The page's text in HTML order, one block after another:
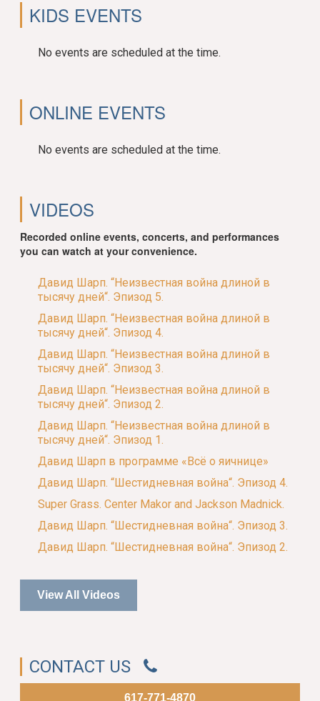
KIDS EVENTS
No events are scheduled at the time.
ONLINE EVENTS
No events are scheduled at the time.
VIDEOS
Recorded online events, concerts, and performances
you can watch at your convenience.
Давид Шарп. “Неизвестная война длиной в
тысячу дней“. Эпизод 5.
Давид Шарп. “Неизвестная война длиной в
тысячу дней“. Эпизод 4.
Давид Шарп. “Неизвестная война длиной в
тысячу дней“. Эпизод 3.
Давид Шарп. “Неизвестная война длиной в
тысячу дней“. Эпизод 2.
Давид Шарп. “Неизвестная война длиной в
тысячу дней“. Эпизод 1.
Давид Шарп в программе «Всё о яичнице»
Давид Шарп. “Шестидневная война“. Эпизод 4.
Super Grass. Center Makor and Jackson Madnick.
Давид Шарп. “Шестидневная война“. Эпизод 3.
Давид Шарп. “Шестидневная война“. Эпизод 2.
View All Videos
CONTACT US
617-771-4870